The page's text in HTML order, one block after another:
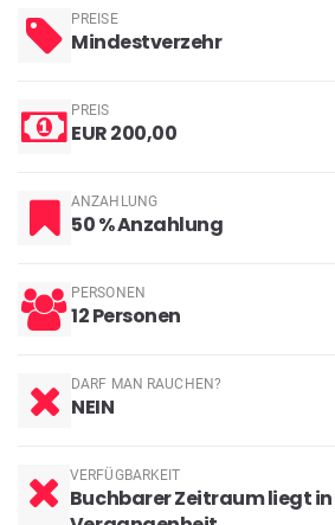
PREISE
Mindestverzehr
PREIS
EUR 200,00
ANZAHLUNG
50 % Anzahlung
PERSONEN
12 Personen
DARF MAN RAUCHEN?
NEIN
VERFÜGBARKEIT
Buchbarer Zeitraum liegt